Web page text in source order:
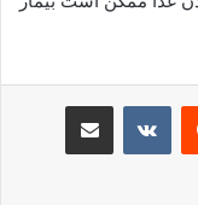
‫رددیت ‫VKontakteاشتراک گذاری از طریق ایمیل